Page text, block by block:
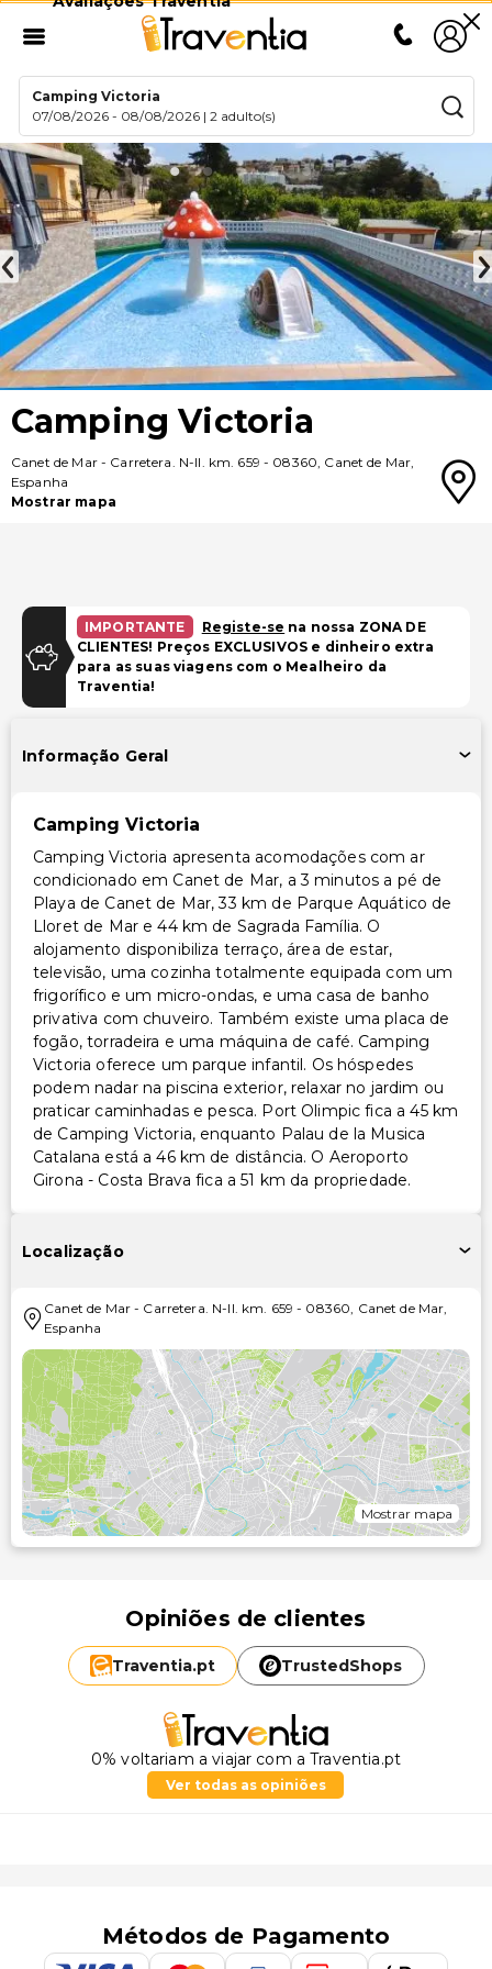
Camping Victoria
07/08/2026 - 08/08/2026 |2 adulto(s)
Camping Victoria
Canet de Mar- Carretera. N-II. km. 659 - 08360, Canet de Mar,
Espanha
Mostrar mapa
IMPORTANTE Registe-se na nossa ZONA DE
CLIENTES! Preços EXCLUSIVOS e dinheiro extra
para as suas viagens com o Mealheiro da
Traventia!
Informação Geral
Camping Victoria
Camping Victoria apresenta acomodações com ar
condicionado em Canet de Mar, a 3 minutos a pé de
Playa de Canet de Mar, 33 km de Parque Aquático de
Lloret de Mar e 44 km de Sagrada Família. O
alojamento disponibiliza terraço, área de estar,
televisão, uma cozinha totalmente equipada com um
frigorífico e um micro-ondas, e uma casa de banho
privativa com chuveiro. Também existe uma placa de
fogão, torradeira e uma máquina de café. Camping
Victoria oferece um parque infantil. Os hóspedes
podem nadar na piscina exterior, relaxar no jardim ou
praticar caminhadas e pesca. Port Olimpic fica a 45 km
de Camping Victoria, enquanto Palau de la Musica
Catalana está a 46 km de distância. O Aeroporto
Girona - Costa Brava fica a 51 km da propriedade.
Localização
Canet de Mar- Carretera. N-II. km. 659 - 08360, Canet de Mar,
Espanha
Mostrar mapa
Opiniões de clientes
Traventia.pt TrustedShops
0% voltariam a viajar com a Traventia.pt
Ver todas as opiniões
Métodos de Pagamento